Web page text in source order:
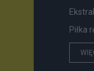
Piłka